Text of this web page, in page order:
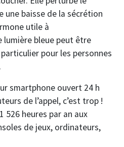
une baisse de la sécrétion
utile à
lumière bleue peut être
pour les personnes
smartphone ouvert 24 h
de l’appel, c’est trop !
526 heures par an aux
de jeux, ordinateurs,